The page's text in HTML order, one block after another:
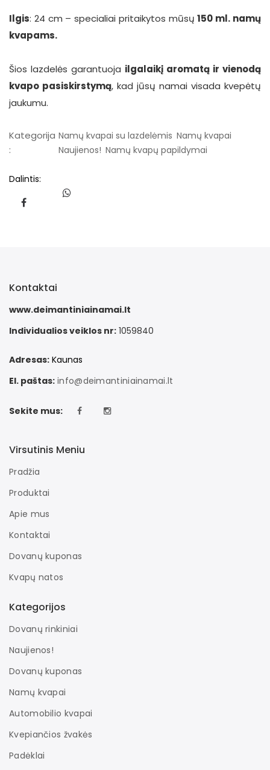
Ilgis: 24 cm – specialiai pritaikytos mūsų150 ml. namų
kvapams.
Šios lazdelės garantuoja ilgalaikį aromatą ir vienodą
kvapo pasiskirstymą, kad jūsų namai visada kvepėtų
jaukumu.
Kategorija
:
Namų kvapai su lazdelėmis Namų kvapai
Naujienos! Namų kvapų papildymai
Dalintis:
Kontaktai
www.deimantiniainamai.lt
Individualios veiklos nr: 1059840
Adresas: Kaunas
El. paštas: info@deimantiniainamai.lt
Sekite mus:
Virsutinis Meniu
Pradžia
Produktai
Apie mus
Kontaktai
Dovanų kuponas
Kvapų natos
Kategorijos
Dovanų rinkiniai
Naujienos!
Dovanų kuponas
Namų kvapai
Automobilio kvapai
Kvepiančios žvakės
Padėklai